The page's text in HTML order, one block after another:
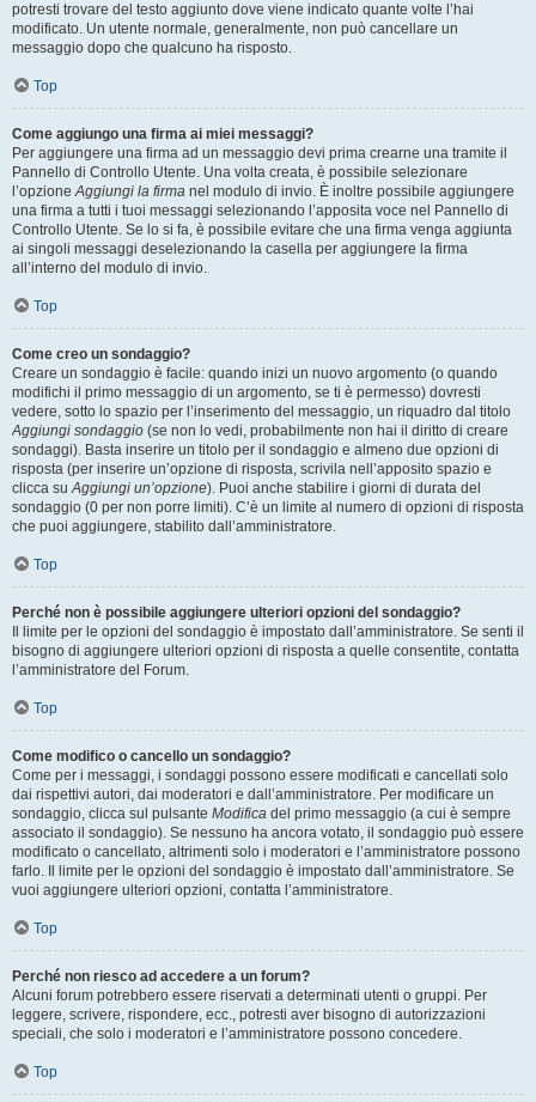
potresti trovare del testo aggiunto dove viene indicato quante volte l’hai
modificato. Un utente normale, generalmente, non può cancellare un
messaggio dopo che qualcuno ha risposto.
Top
Come aggiungo una firma ai miei messaggi?
Per aggiungere una firma ad un messaggio devi prima crearne una tramite il
Pannello di Controllo Utente. Una volta creata, è possibile selezionare
l’opzioneAggiungi la firma nel modulo di invio. È inoltre possibile aggiungere
una firma a tutti i tuoi messaggi selezionando l’apposita voce nel Pannello di
Controllo Utente. Se lo si fa, è possibile evitare che una firma venga aggiunta
ai singoli messaggi deselezionando la casella per aggiungere la firma
all’interno del modulo di invio.
Top
Come creo un sondaggio?
Creare un sondaggio è facile: quando inizi un nuovo argomento (o quando
modifichi il primo messaggio di un argomento, se ti è permesso) dovresti
vedere, sotto lo spazio per l’inserimento del messaggio, un riquadro dal titolo
Aggiungi sondaggio (se non lo vedi, probabilmente non hai il diritto di creare
sondaggi). Basta inserire un titolo per il sondaggio e almeno due opzioni di
risposta (per inserire un’opzione di risposta, scrivila nell’apposito spazio e
clicca suAggiungi un’opzione). Puoi anche stabilire i giorni di durata del
sondaggio (0 per non porre limiti). C’è un limite al numero di opzioni di risposta
che puoi aggiungere, stabilito dall’amministratore.
Top
Perché non è possibile aggiungere ulteriori opzioni del sondaggio?
Il limite per le opzioni del sondaggio è impostato dall’amministratore. Se senti il
bisogno di aggiungere ulteriori opzioni di risposta a quelle consentite, contatta
l’amministratore del Forum.
Top
Come modifico o cancello un sondaggio?
Come per i messaggi, i sondaggi possono essere modificati e cancellati solo
dai rispettivi autori, dai moderatori e dall’amministratore. Per modificare un
sondaggio, clicca sul pulsante Modifica del primo messaggio (a cui è sempre
associato il sondaggio). Se nessuno ha ancora votato, il sondaggio può essere
modificato o cancellato, altrimenti solo i moderatori e l’amministratore possono
farlo. Il limite per le opzioni del sondaggio è impostato dall’amministratore. Se
vuoi aggiungere ulteriori opzioni, contatta l’amministratore.
Top
Perché non riesco ad accedere a un forum?
Alcuni forum potrebbero essere riservati a determinati utenti o gruppi. Per
leggere, scrivere, rispondere, ecc., potresti aver bisogno di autorizzazioni
speciali, che solo i moderatori e l’amministratore possono concedere.
Top